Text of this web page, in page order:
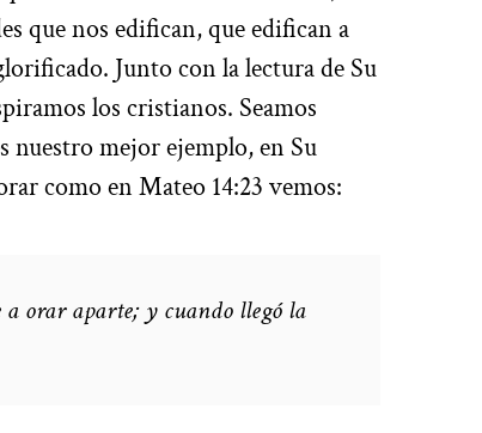
que nos edifican, que edifican a
Junto con la lectura de Su
los cristianos. Seamos
nuestro mejor ejemplo, en Su
como en Mateo 14:23 vemos:
orar aparte; y cuando llegó la